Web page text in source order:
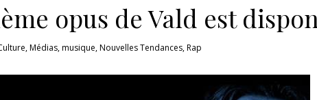
opus de Vald est
,Médias,musique,Nouvelles Tendances,Rap